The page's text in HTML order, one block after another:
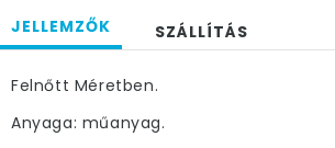
JELLEMZŐK SZÁLLÍTÁS
Felnőtt Méretben.
Anyaga: műanyag.